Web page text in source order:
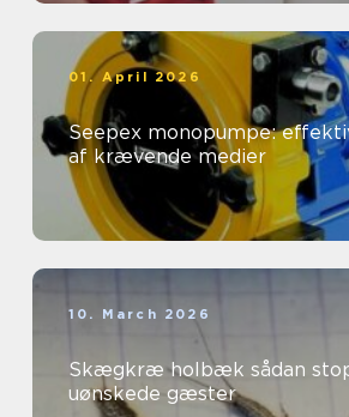
01. April 2026
Seepex monopumpe:
af krævende medier
10. March 2026
Skægkræ holbæk sådan stopper du de
uønskede gæster